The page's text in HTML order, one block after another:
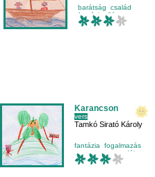
barátság
család
fantázia
fiú
Karancson
vers
Tamkó Sirató Károly
fantázia
fogalmazás
mese-vers
mondóka